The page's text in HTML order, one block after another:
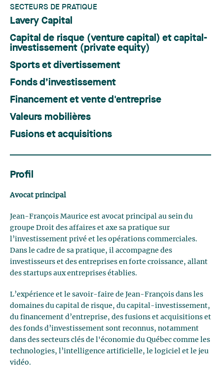
SECTEURS DE PRATIQUE
Lavery Capital
Capital de risque (venture capital) et capital-
investissement (private equity)
Sports et divertissement
Fonds d’investissement
Financement et vente d'entreprise
Valeurs mobilières
Fusions et acquisitions
Profil
Avocat principal
Jean-François Maurice est avocat principal au sein du
groupe Droit des affaires et axe sa pratique sur
l’investissement privé et les opérations commerciales.
Dans le cadre de sa pratique, il accompagne des
investisseurs et des entreprises en forte croissance, allant
des startups aux entreprises établies.
L’expérience et le savoir-faire de Jean-François dans les
domaines du capital de risque, du capital-investissement,
du financement d’entreprise, des fusions et acquisitions et
des fonds d’investissement sont reconnus, notamment
dans des secteurs clés de l'économie du Québec comme les
technologies, l’intelligence artificielle, le logiciel et le jeu
vidéo.